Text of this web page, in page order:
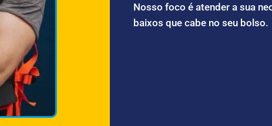
Nosso foco é atender a sua
baixos que cabe no seu bolso.